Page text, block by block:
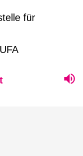
für